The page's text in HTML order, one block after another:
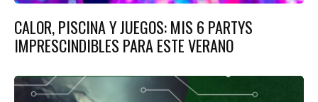
CALOR, PISCINA Y JUEGOS: MIS 6 PARTYS
IMPRESCINDIBLES PARA ESTE VERANO